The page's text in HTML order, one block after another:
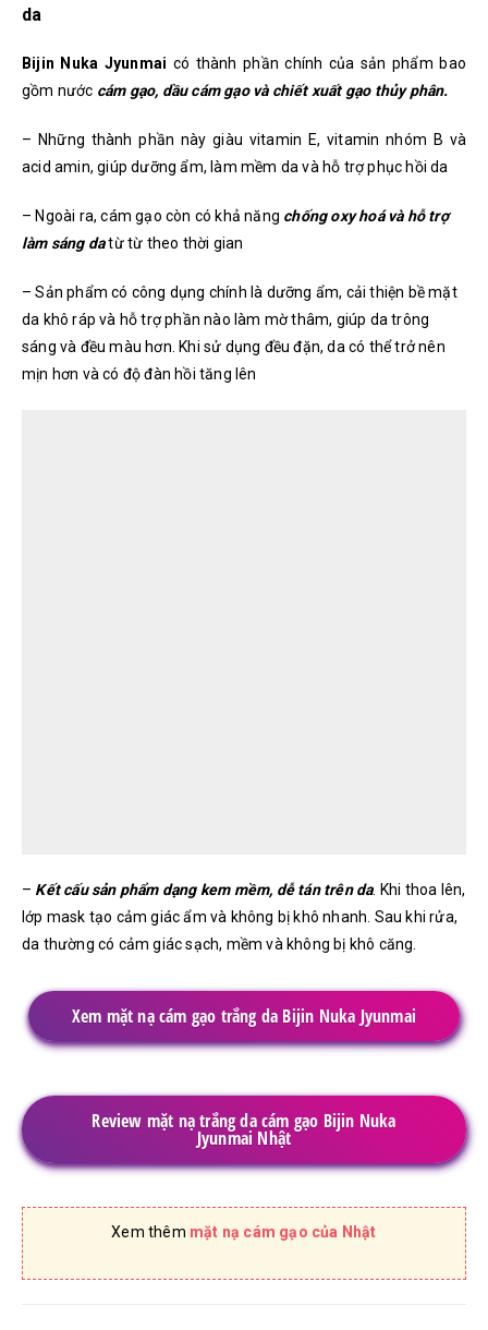
da
Bijin Nuka Jyunmai có thành phần chính của sản phẩm bao
gồm nước cám gạo, dầu cám gạo và chiết xuất gạo thủy phân.
– Những thành phần này giàu vitamin E, vitamin nhóm B và
acid amin, giúp dưỡng ẩm, làm mềm da và hỗ trợ phục hồi da
– Ngoài ra, cám gạo còn có khả năng chống oxy hoá và hỗ trợ
làm sáng datừ từ theo thời gian
– Sản phẩm có công dụng chính là dưỡng ẩm, cải thiện bề mặt
da khô ráp và hỗ trợ phần nào làm mờ thâm, giúp da trông
sáng và đều màu hơn. Khi sử dụng đều đặn, da có thể trở nên
mịn hơn và có độ đàn hồi tăng lên
– Kết cấu sản phẩm dạng kem mềm, dễ tán trên da. Khi thoa lên,
lớp mask tạo cảm giác ẩm và không bị khô nhanh. Sau khi rửa,
da thường có cảm giác sạch, mềm và không bị khô căng.
Xem mặt nạ cám gạo trắng da Bijin Nuka Jyunmai
Review mặt nạ trắng da cám gạo Bijin Nuka
Jyunmai Nhật
Xem thêm mặt nạ cám gạo của Nhật